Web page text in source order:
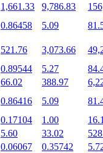
1,661.33 9,786.83
0.86458 5.09
521.76 3,073.66
0.89544 5.27
66.02 388.97
0.86416 5.09
0.17104 1.00
5.60 33.02
0.06067 0.35742